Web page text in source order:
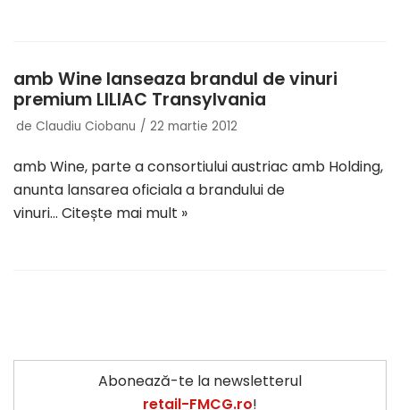
amb Wine lanseaza brandul de vinuri
premium LILIAC Transylvania
de Claudiu Ciobanu 22 martie 2012
amb Wine, parte a consortiului austriac amb Holding,
anunta lansarea oficiala a brandului de
vinuri… Citește mai mult »
Abonează-te la newsletterul
retail-FMCG.ro!